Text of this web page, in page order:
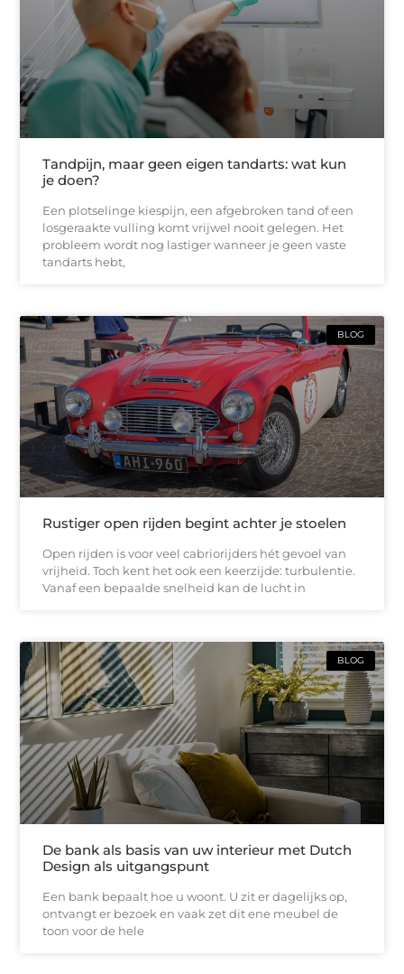
Tandpijn, maar geen eigen tandarts: wat kun
je doen?
Een plotselinge kiespijn, een afgebroken tand of een
losgeraakte vulling komt vrijwel nooit gelegen. Het
probleem wordt nog lastiger wanneer je geen vaste
tandarts hebt,
BLOG
Rustiger open rijden begint achter je stoelen
Open rijden is voor veel cabriorijders hét gevoel van
vrijheid. Toch kent het ook een keerzijde: turbulentie.
Vanaf een bepaalde snelheid kan de lucht in
BLOG
De bank als basis van uw interieur met Dutch
Design als uitgangspunt
Een bank bepaalt hoe u woont. U zit er dagelijks op,
ontvangt er bezoek en vaak zet dit ene meubel de
toon voor de hele